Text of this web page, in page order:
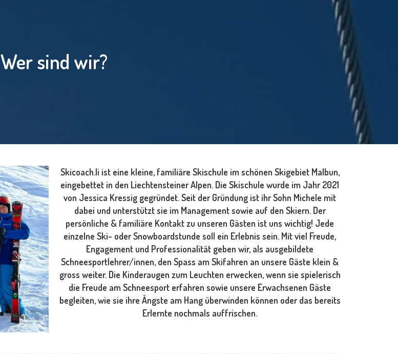
Wer sind wir?
Skicoach.li ist eine kleine, familiäre Skischule im schönen Skigebiet Malbun,
eingebettet in den Liechtensteiner Alpen. Die Skischule wurde im Jahr 2021
von Jessica Kressig gegründet. Seit der Gründung ist ihr Sohn Michele mit
dabei und unterstützt sie im Management sowie auf den Skiern. Der
persönliche & familiäre Kontakt zu unseren Gästen ist uns wichtig! Jede
einzelne Ski- oder Snowboardstunde soll ein Erlebnis sein. Mit viel Freude,
Engagement und Professionalität geben wir, als ausgebildete
Schneesportlehrer/innen, den Spass am Skifahren an unsere Gäste klein &
gross weiter. Die Kinderaugen zum Leuchten erwecken, wenn sie spielerisch
die Freude am Schneesport erfahren sowie unsere Erwachsenen Gäste
begleiten, wie sie ihre Ängste am Hang überwinden können oder das bereits
Erlernte nochmals auffrischen.